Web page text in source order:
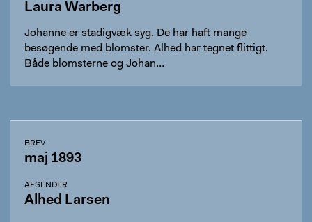
Laura Warberg
Johanne er stadigvæk syg. De har haft mange
besøgende med blomster. Alhed har tegnet flittigt.
Både blomsterne og Johan…
BREV
maj 1893
AFSENDER
Alhed Larsen